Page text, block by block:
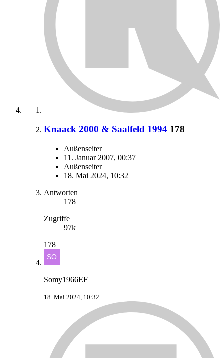
Knaack 2000 & Saalfeld 1994 178
Außenseiter
11. Januar 2007, 00:37
Außenseiter
18. Mai 2024, 10:32
Antworten
178
Zugriffe
97k
178
Somy1966EF
18. Mai 2024, 10:32